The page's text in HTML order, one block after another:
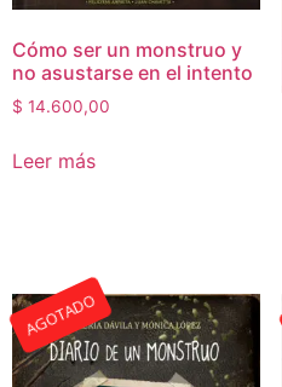
Cómo ser un monstruo y
no asustarse en el intento
$ 14.600,00
Leer más
AGOTADO